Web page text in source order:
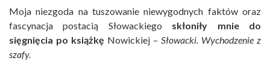
Moja niezgoda na tuszowanie niewygodnych faktów oraz
fascynacja postacią Słowackiego skłoniły mnie do
sięgnięcia po książkę Nowickiej – Słowacki. Wychodzenie z
szafy.